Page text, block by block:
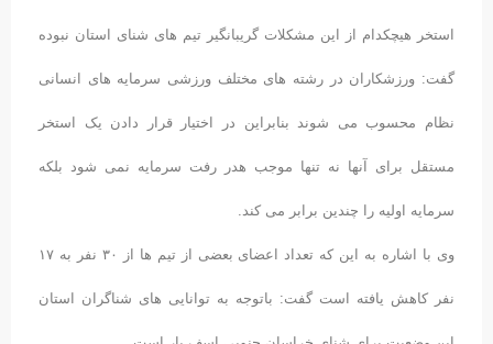
استخر هیچکدام از این مشکلات گریبانگیر تیم های شنای استان نبوده
گفت: ورزشکاران در رشته های مختلف ورزشی سرمایه های انسانی
نظام محسوب می شوند بنابراین در اختیار قرار دادن یک استخر
مستقل برای آنها نه تنها موجب هدر رفت سرمایه نمی شود بلکه
سرمایه اولیه را چندین برابر می کند.
وی با اشاره به این که تعداد اعضای بعضی از تیم ها از ۳۰ نفر به ۱۷
نفر کاهش یافته است گفت: باتوجه به توانایی های شناگران استان